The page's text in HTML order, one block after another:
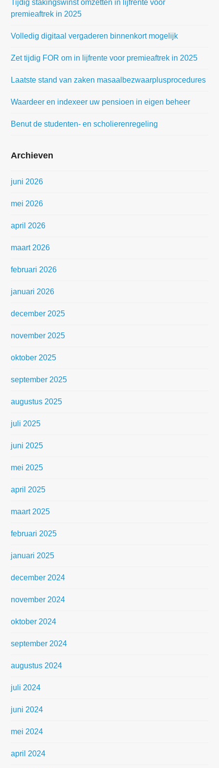
Tijdig stakingswinst omzetten in lijfrente voor
premieaftrek in 2025
Volledig digitaal vergaderen binnenkort mogelijk
Zet tijdig FOR om in lijfrente voor premieaftrek in 2025
Laatste stand van zaken masaalbezwaarplusprocedures
Waardeer en indexeer uw pensioen in eigen beheer
Benut de studenten- en scholierenregeling
Archieven
juni 2026
mei 2026
april 2026
maart 2026
februari 2026
januari 2026
december 2025
november 2025
oktober 2025
september 2025
augustus 2025
juli 2025
juni 2025
mei 2025
april 2025
maart 2025
februari 2025
januari 2025
december 2024
november 2024
oktober 2024
september 2024
augustus 2024
juli 2024
juni 2024
mei 2024
april 2024